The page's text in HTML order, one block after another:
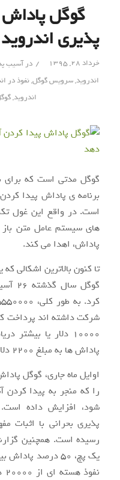
گوگل
پذیری
خرداد ۲۸, ۱۳۹۵ / درآسیب
اندروید,سرویس گوگل,نفوذ در
اندروید,
گوگل مدتی است که برای
برنامه ی پاداش پیدا
است. در واقع این غول
های سیستم عامل متن باز
پاداش، اهدا می کند.
۱۰۰۰۰ دلار یا
پاداش ها به مبلغ ۲۲۰۰ دلار بود.
اوایل ماه جاری، گوگل
را که منجر به پیدا کردن
شود، افزایش داده
یک پچ، ۵۰ درصد